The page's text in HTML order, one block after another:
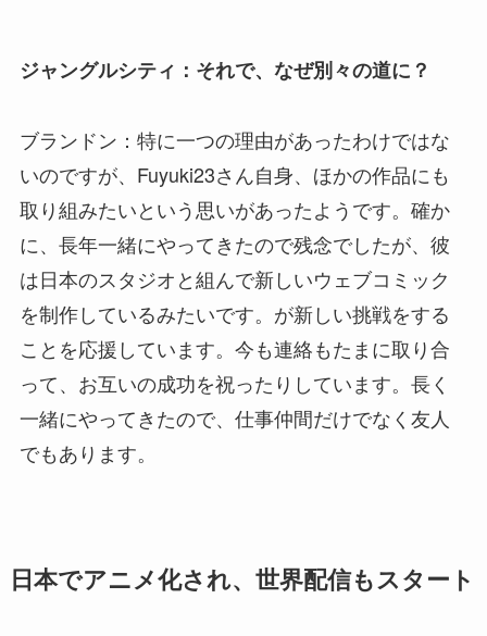
ジャングルシティ：それで、なぜ別々の道に？
ブランドン：特に一つの理由があったわけではな
いのですが、Fuyuki23さん自身、ほかの作品にも
取り組みたいという思いがあったようです。確か
に、長年一緒にやってきたので残念でしたが、彼
は日本のスタジオと組んで新しいウェブコミック
を制作しているみたいです。が新しい挑戦をする
ことを応援しています。今も連絡もたまに取り合
って、お互いの成功を祝ったりしています。長く
一緒にやってきたので、仕事仲間だけでなく友人
でもあります。
日本でアニメ化され、世界配信もスタート